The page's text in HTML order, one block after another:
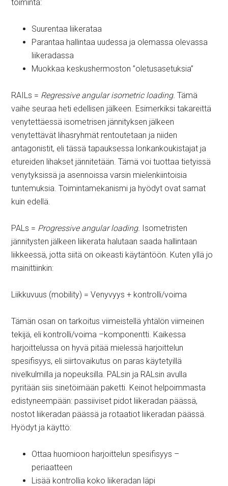
toiminta:
Suurentaa liikerataa
Parantaa hallintaa uudessa ja olemassa olevassa
liikeradassa
Muokkaa keskushermoston ”oletusasetuksia”
RAILs = Regressive angular isometric loading.Tämä
vaihe seuraa heti edellisen jälkeen. Esimerkiksi takareittä
venytettäessä isometrisen jännityksen jälkeen
venytettävät lihasryhmät rentoutetaan ja niiden
antagonistit, eli tässä tapauksessa lonkankoukistajat ja
etureiden lihakset jännitetään. Tämä voi tuottaa tietyissä
venytyksissä ja asennoissa varsin mielenkiintoisia
tuntemuksia. Toimintamekanismi ja hyödyt ovat samat
kuin edellä.
PALs = Progressive angular loading. Isometristen
jännitysten jälkeen liikerata halutaan saada hallintaan
liikkeessä, jotta siitä on oikeasti käytäntöön. Kuten yllä jo
mainittiinkin:
Liikkuvuus (mobility) = Venyvyys + kontrolli/voima
Tämän osan on tarkoitus viimeistellä yhtälön viimeinen
tekijä, eli kontrolli/voima –komponentti. Kaikessa
harjoittelussa on hyvä pitää mielessä harjoittelun
spesifisyys, eli siirtovaikutus on paras käytetyillä
nivelkulmilla ja nopeuksilla. PALsin ja RALsin avulla
pyritään siis sinetöimään paketti. Keinot helpoimmasta
edistyneempään: passiiviset pidot liikeradan päässä,
nostot liikeradan päässä ja rotaatiot liikeradan päässä.
Hyödyt ja käyttö:
Ottaa huomioon harjoittelun spesifisyys –
periaatteen
Lisää kontrollia koko liikeradan läpi